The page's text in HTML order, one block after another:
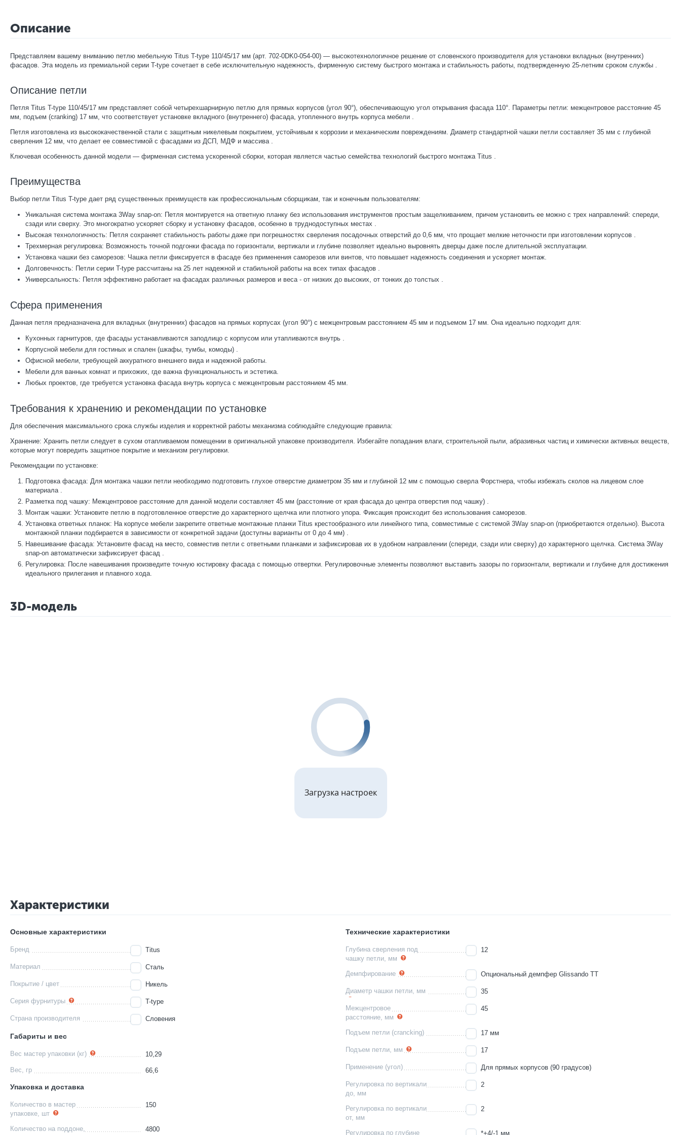
Описание
Представляем вашему вниманию петлю мебельную Titus T-type 110/45/17 мм (арт. 702-0DK0-054-00) — высокотехнологичное решение от словенского производителя для установки вкладных (внутренних)
фасадов. Эта модель из премиальной серии T-type сочетает в себе исключительную надежность, фирменную систему быстрого монтажа и стабильность работы, подтвержденную 25-летним сроком службы .
Описание петли
Петля Titus T-type 110/45/17 мм представляет собой четырехшарнирную петлю для прямых корпусов (угол 90°), обеспечивающую угол открывания фасада 110°. Параметры петли: межцентровое расстояние 45
мм, подъем (cranking) 17 мм, что соответствует установке вкладного (внутреннего) фасада, утопленного внутрь корпуса мебели .
Петля изготовлена из высококачественной стали с защитным никелевым покрытием, устойчивым к коррозии и механическим повреждениям. Диаметр стандартной чашки петли составляет 35 мм с глубиной
сверления 12 мм, что делает ее совместимой с фасадами из ДСП, МДФ и массива .
Ключевая особенность данной модели — фирменная система ускоренной сборки, которая является частью семейства технологий быстрого монтажа Titus .
Преимущества
Выбор петли Titus T-type дает ряд существенных преимуществ как профессиональным сборщикам, так и конечным пользователям:
Уникальная система монтажа 3Way snap-on: Петля монтируется на ответную планку без использования инструментов простым защелкиванием, причем установить ее можно с трех направлений: спереди,
сзади или сверху. Это многократно ускоряет сборку и установку фасадов, особенно в труднодоступных местах .
Высокая технологичность: Петля сохраняет стабильность работы даже при погрешностях сверления посадочных отверстий до 0,6 мм, что прощает мелкие неточности при изготовлении корпусов .
Трехмерная регулировка: Возможность точной подгонки фасада по горизонтали, вертикали и глубине позволяет идеально выровнять дверцы даже после длительной эксплуатации.
Установка чашки без саморезов: Чашка петли фиксируется в фасаде без применения саморезов или винтов, что повышает надежность соединения и ускоряет монтаж.
Долговечность: Петли серии T-type рассчитаны на 25 лет надежной и стабильной работы на всех типах фасадов .
Универсальность: Петля эффективно работает на фасадах различных размеров и веса - от низких до высоких, от тонких до толстых .
Сфера применения
Данная петля предназначена для вкладных (внутренних) фасадов на прямых корпусах (угол 90°) с межцентровым расстоянием 45 мм и подъемом 17 мм. Она идеально подходит для:
Кухонных гарнитуров, где фасады устанавливаются заподлицо с корпусом или утапливаются внутрь .
Корпусной мебели для гостиных и спален (шкафы, тумбы, комоды) .
Офисной мебели, требующей аккуратного внешнего вида и надежной работы.
Мебели для ванных комнат и прихожих, где важна функциональность и эстетика.
Любых проектов, где требуется установка фасада внутрь корпуса с межцентровым расстоянием 45 мм.
Требования к хранению и рекомендации по установке
Для обеспечения максимального срока службы изделия и корректной работы механизма соблюдайте следующие правила:
Хранение: Хранить петли следует в сухом отапливаемом помещении в оригинальной упаковке производителя. Избегайте попадания влаги, строительной пыли, абразивных частиц и химически активных веществ,
которые могут повредить защитное покрытие и механизм регулировки.
Рекомендации по установке:
Подготовка фасада: Для монтажа чашки петли необходимо подготовить глухое отверстие диаметром 35 мм и глубиной 12 мм с помощью сверла Форстнера, чтобы избежать сколов на лицевом слое
материала .
Разметка под чашку: Межцентровое расстояние для данной модели составляет 45 мм (расстояние от края фасада до центра отверстия под чашку) .
Монтаж чашки: Установите петлю в подготовленное отверстие до характерного щелчка или плотного упора. Фиксация происходит без использования саморезов.
Установка ответных планок: На корпусе мебели закрепите ответные монтажные планки Titus крестообразного или линейного типа, совместимые с системой 3Way snap-on (приобретаются отдельно). Высота
монтажной планки подбирается в зависимости от конкретной задачи (доступны варианты от 0 до 4 мм) .
Навешивание фасада: Установите фасад на место, совместив петли с ответными планками и зафиксировав их в удобном направлении (спереди, сзади или сверху) до характерного щелчка. Система 3Way
snap-on автоматически зафиксирует фасад .
Регулировка: После навешивания произведите точную юстировку фасада с помощью отвертки. Регулировочные элементы позволяют выставить зазоры по горизонтали, вертикали и глубине для достижения
идеального прилегания и плавного хода.
3D-модель
Загрузка настроек
Характеристики
Основные характеристики
Бренд Titus
Материал Сталь
Покрытие / цвет Никель
Серия фурнитуры T-type
Страна производителя Словения
Габариты и вес
Вес мастер упаковки (кг) 10,29
Вес, гр 66,6
Упаковка и доставка
Количество в мастер
упаковке, шт
150
Количество на поддоне,
4800
Технические характеристики
Глубина сверления под
чашку петли, мм
12
Демпфирование Опциональный демпфер Glissando TT
Диаметр чашки петли, мм 35
Межцентровое
расстояние, мм
45
Подъем петли (crancking) 17 мм
Подъем петли, мм 17
Применение (угол) Для прямых корпусов (90 градусов)
Регулировка по вертикали
до, мм
2
Регулировка по вертикали
от, мм
2
Регулировка по глубине *+4/-1 мм